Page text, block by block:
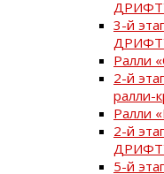
3-й
Ралли
2-й
ралли-
Ралли
2-й
5-й